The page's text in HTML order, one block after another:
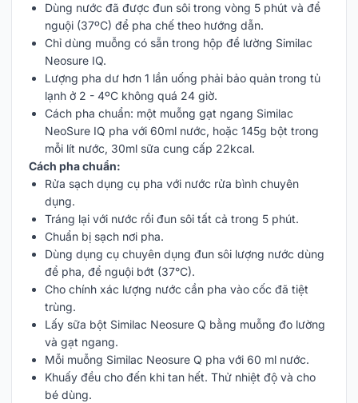
Dùng nước đã được đun sôi trong vòng 5 phút và để
nguội (37ºC) để pha chế theo hướng dẫn.
Chỉ dùng muỗng có sẵn trong hộp để lường Similac
Neosure IQ.
Lượng pha dư hơn 1 lần uống phải bảo quản trong tủ
lạnh ở 2 - 4ºC không quá 24 giờ.
Cách pha chuẩn: một muỗng gạt ngang Similac
NeoSure IQ pha với 60ml nước, hoặc 145g bột trong
mỗi lít nước, 30ml sữa cung cấp 22kcal.
Cách pha chuẩn:
Rửa sạch dụng cụ pha với nước rửa bình chuyên
dụng.
Tráng lại với nước rồi đun sôi tất cả trong 5 phút.
Chuẩn bị sạch nơi pha.
Dùng dụng cụ chuyên dụng đun sôi lượng nước dùng
để pha, để nguội bớt (37°C).
Cho chính xác lượng nước cần pha vào cốc đã tiệt
trùng.
Lấy sữa bột Similac Neosure Q bằng muỗng đo lường
và gạt ngang.
Mỗi muỗng Similac Neosure Q pha với 60 ml nước.
Khuấy đều cho đến khi tan hết. Thử nhiệt độ và cho
bé dùng.